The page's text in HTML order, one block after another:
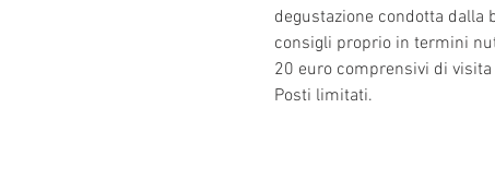
degustazione condotta dalla
consigli proprio in termini
20 euro comprensivi di
Posti limitati.